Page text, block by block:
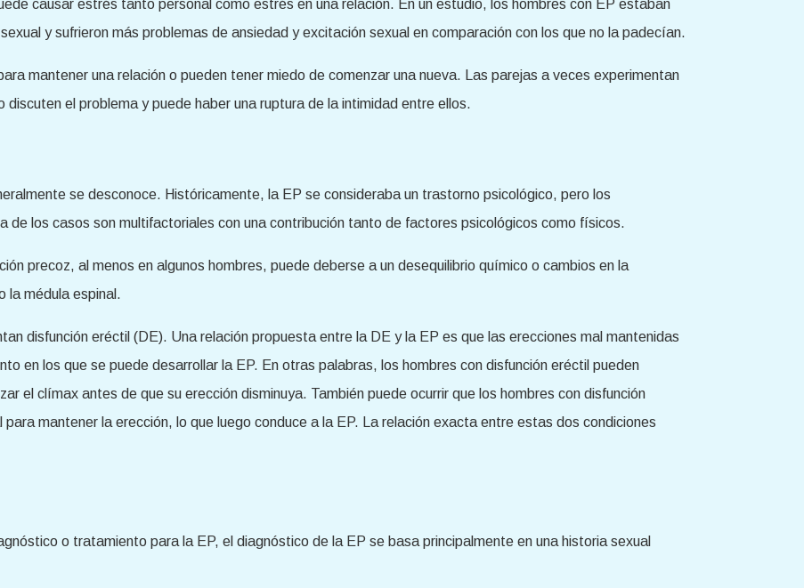
causar estrés tanto personal como estrés en una relación. En un estudio, los hombres con EP estaban
y sufrieron más problemas de ansiedad y excitación sexual en comparación con los que no la padecían.
mantener una relación o pueden tener miedo de comenzar una nueva. Las parejas a veces experimentan
el problema y puede haber una ruptura de la intimidad entre ellos.
se desconoce. Históricamente, la EP se consideraba un trastorno psicológico, pero los
de los casos son multifactoriales con una contribución tanto de factores psicológicos como físicos.
precoz, al menos en algunos hombres, puede deberse a un desequilibrio químico o cambios en la
la médula espinal.
disfunción eréctil (DE). Una relación propuesta entre la DE y la EP es que las erecciones mal mantenidas
en los que se puede desarrollar la EP. En otras palabras, los hombres con disfunción eréctil pueden
el clímax antes de que su erección disminuya. También puede ocurrir que los hombres con disfunción
mantener la erección, lo que luego conduce a la EP. La relación exacta entre estas dos condiciones
o tratamiento para la EP, el diagnóstico de la EP se basa principalmente en una historia sexual